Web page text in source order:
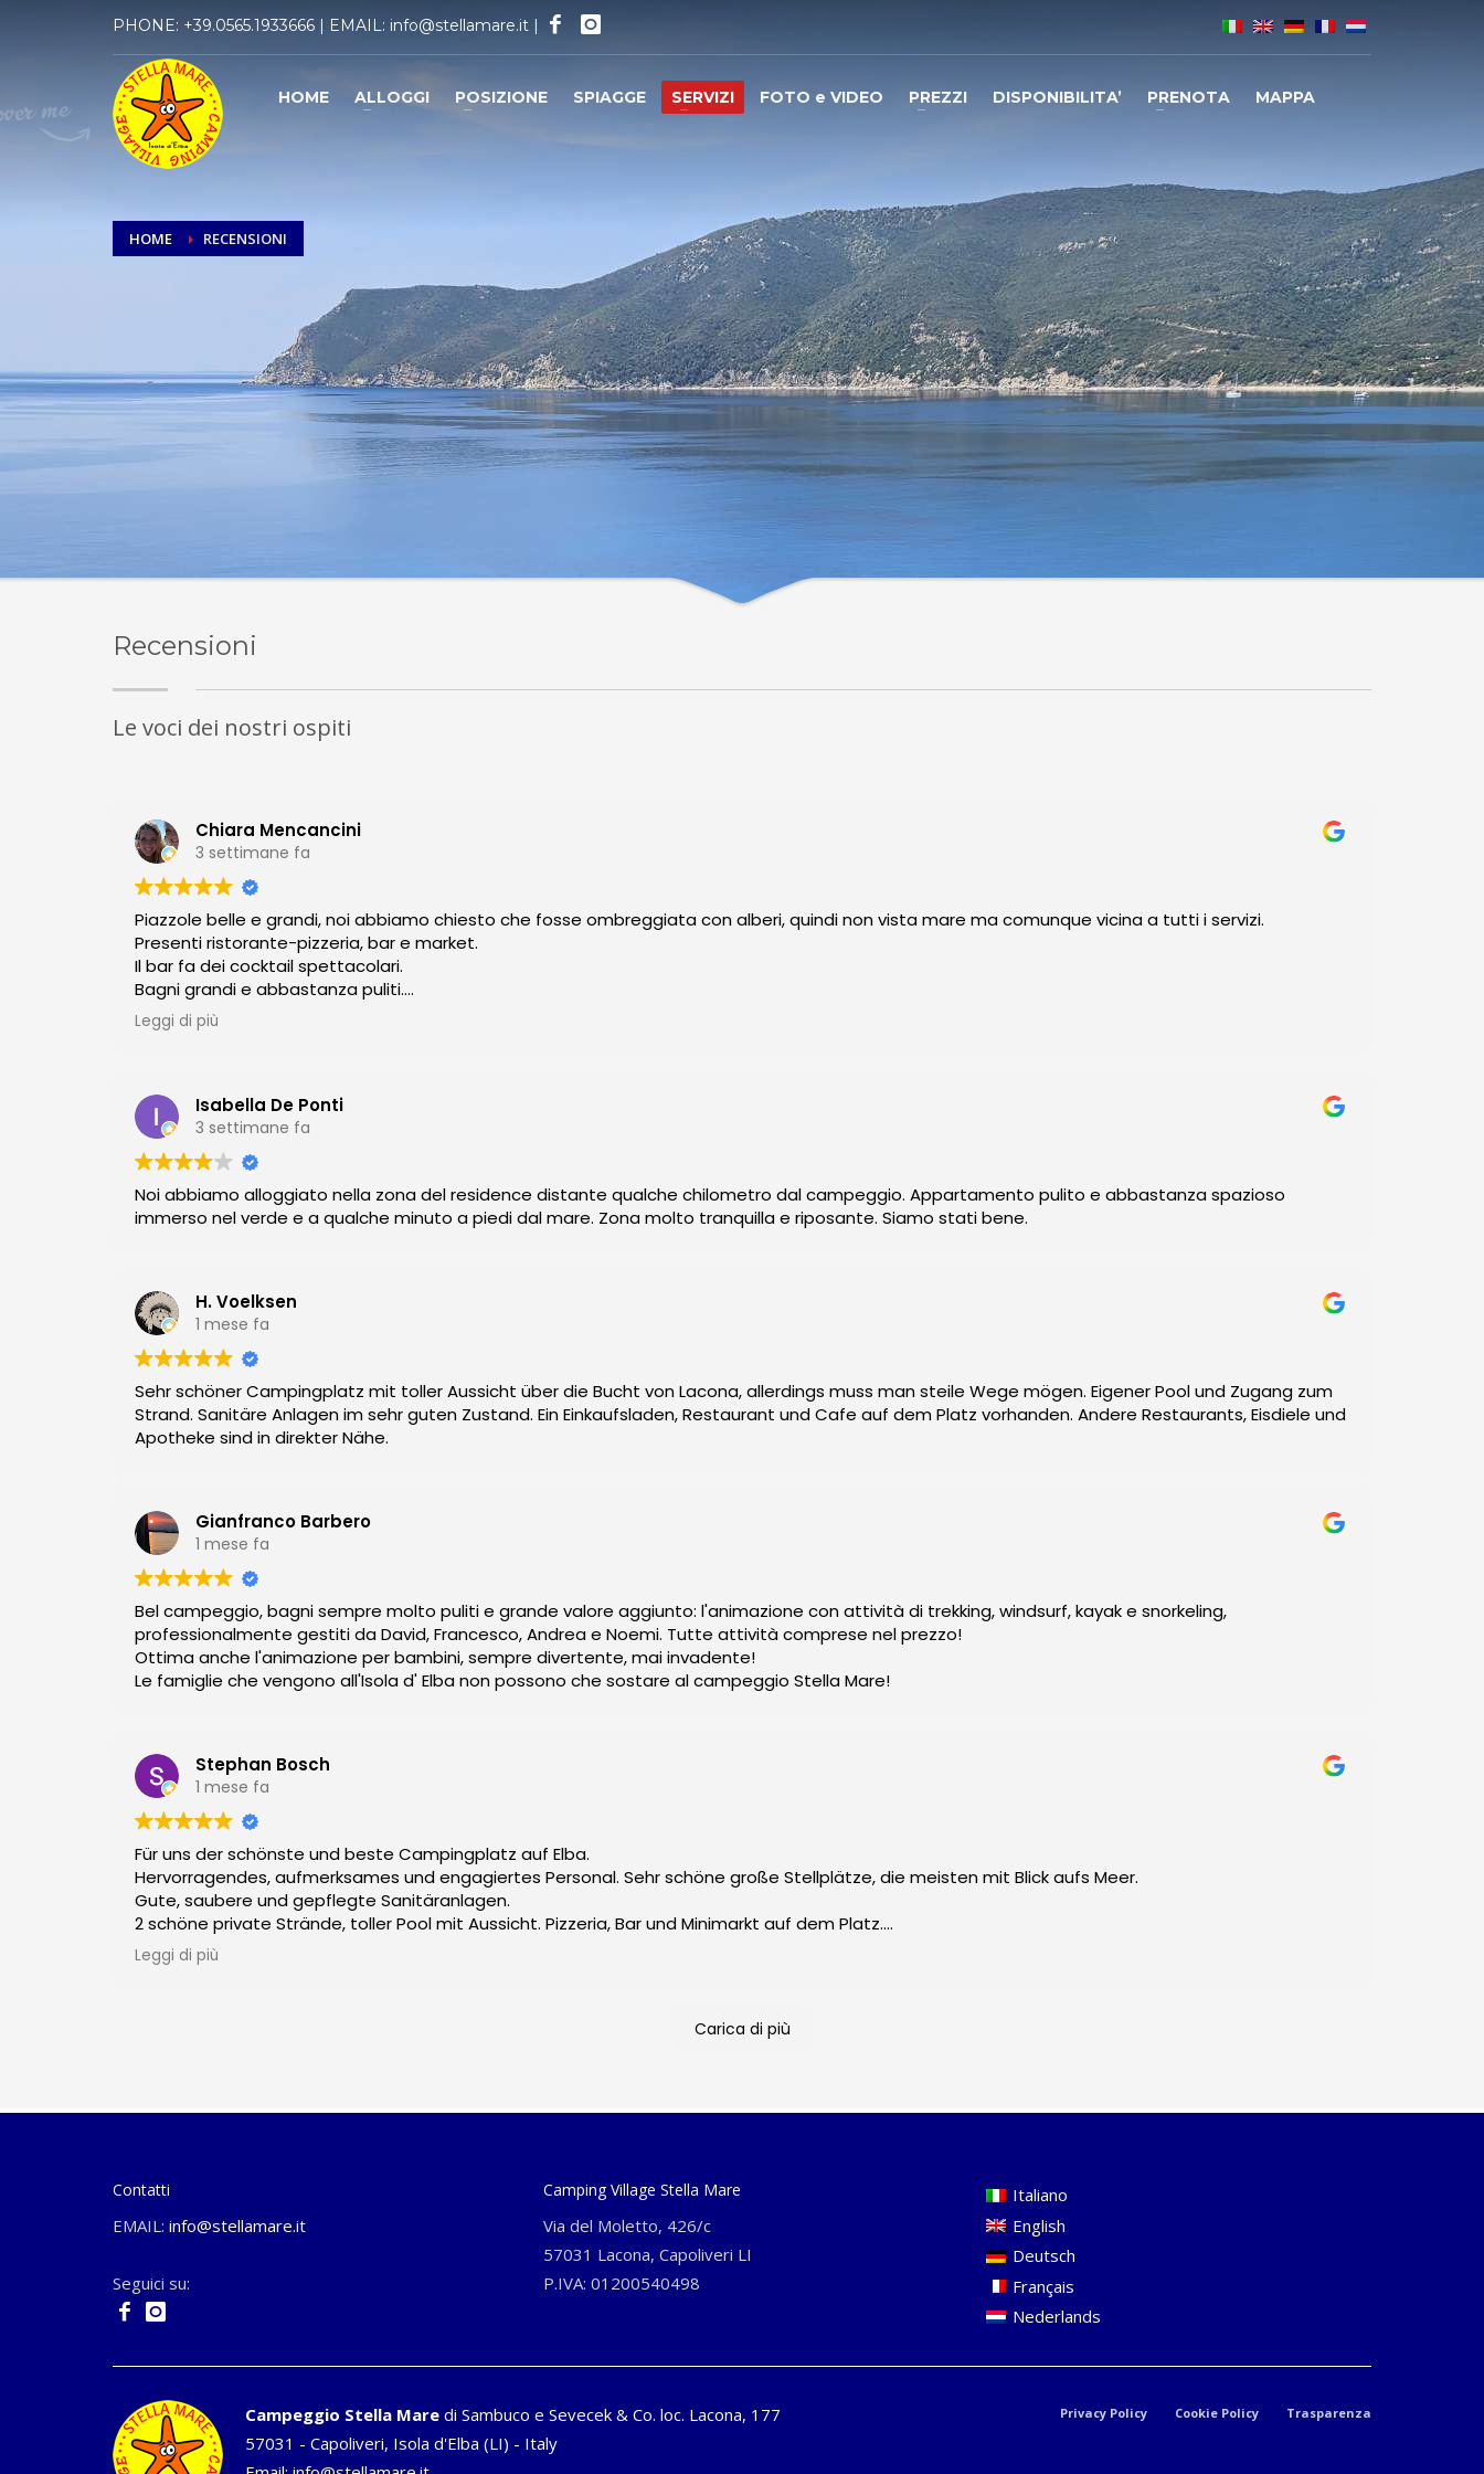
PHONE: +39.0565.1933666 | EMAIL: info@stellamare.it |
HOME ALLOGGI POSIZIONE SPIAGGE SERVIZI FOTO e VIDEO PREZZI DISPONIBILITA’ PRENOTA MAPPA
HOME RECENSIONI
Recensioni
Le voci dei nostri ospiti
Chiara Mencancini
3 settimane fa
Piazzole belle e grandi, noi abbiamo chiesto che fosse ombreggiata con alberi, quindi non vista mare ma comunque vicina a tutti i servizi.
Presenti ristorante-pizzeria, bar e market.
Il bar fa dei cocktail spettacolari.
Bagni grandi e abbastanza puliti.
Prezzi nella media.
Possibilità di fare tante attività gratuite (kayak, snorkeling, windsurf etc.)
Leggi di più
Isabella De Ponti
3 settimane fa
Noi abbiamo alloggiato nella zona del residence distante qualche chilometro dal campeggio. Appartamento pulito e abbastanza spazioso
immerso nel verde e a qualche minuto a piedi dal mare. Zona molto tranquilla e riposante. Siamo stati bene.
H. Voelksen
1 mese fa
Sehr schöner Campingplatz mit toller Aussicht über die Bucht von Lacona, allerdings muss man steile Wege mögen. Eigener Pool und Zugang zum
Strand. Sanitäre Anlagen im sehr guten Zustand. Ein Einkaufsladen, Restaurant und Cafe auf dem Platz vorhanden. Andere Restaurants, Eisdiele und
Apotheke sind in direkter Nähe.
Gianfranco Barbero
1 mese fa
Bel campeggio, bagni sempre molto puliti e grande valore aggiunto: l'animazione con attività di trekking, windsurf, kayak e snorkeling,
professionalmente gestiti da David, Francesco, Andrea e Noemi. Tutte attività comprese nel prezzo!
Ottima anche l'animazione per bambini, sempre divertente, mai invadente!
Le famiglie che vengono all'Isola d' Elba non possono che sostare al campeggio Stella Mare!
Stephan Bosch
1 mese fa
Für uns der schönste und beste Campingplatz auf Elba.
Hervorragendes, aufmerksames und engagiertes Personal. Sehr schöne große Stellplätze, die meisten mit Blick aufs Meer.
Gute, saubere und gepflegte Sanitäranlagen.
2 schöne private Strände, toller Pool mit Aussicht. Pizzeria, Bar und Minimarkt auf dem Platz.
Mehr braucht man nicht, fasst perfekt.
Leggi di più
Carica di più
Contatti
EMAIL: info@stellamare.it
Seguici su:
Camping Village Stella Mare
Via del Moletto, 426/c
57031 Lacona, Capoliveri LI
P.IVA: 01200540498
Italiano
English
Deutsch
Français
Nederlands
Privacy Policy Cookie Policy Trasparenza
Campeggio Stella Mare di Sambuco e Sevecek & Co. loc. Lacona, 177
57031 - Capoliveri, Isola d'Elba (LI) - Italy